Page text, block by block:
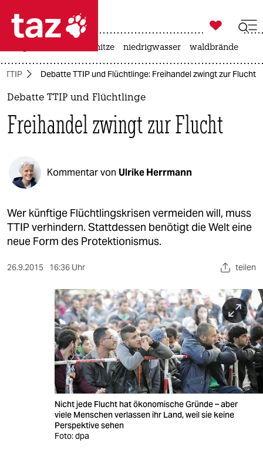
 taz zahl ich
taz zahl ich
politik
öko
gesellschaft
kultur
sport
berlin
wahrheit
veranstaltungen
fragen & hilfe

taz zahl ich
hitze niedrigwasser waldbrände
TTIP Debatte TTIP und Flüchtlinge: Freihandel zwingt zur Flucht
Debatte TTIP und Flüchtlinge
Freihandel zwingt zur Flucht
Kommentar von Ulrike Herrmann
Wer künftige Flüchtlingskrisen vermeiden will, muss
TTIP verhindern. Stattdessen benötigt die Welt eine
neue Form des Protektionismus.
26.9.2015 16:36 Uhr teilen
Nicht jede Flucht hat ökonomische Gründe – aber
viele Menschen verlassen ihr Land, weil sie keine
Perspektive sehen
Foto: dpa